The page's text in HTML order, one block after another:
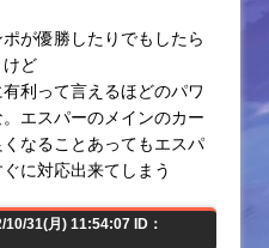
が優勝したりでもしたら
けど
利って言えるほどのパワ
エスパーのメインのカー
なることあってもエスパ
に対応出来てしまう
31(月) 11:54:07 ID：